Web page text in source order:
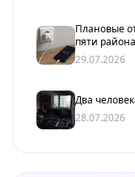
Плановые
пяти
29.07.2026
Два
28.07.2026